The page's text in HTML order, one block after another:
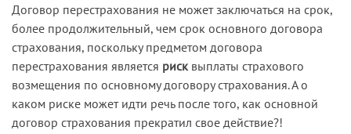
Договор перестрахования не может заключаться на срок,
более продолжительный, чем срок основного договора
страхования, поскольку предметом договора
перестрахования является риск выплаты страхового
возмещения по основному договору страхования. А о
каком риске может идти речь после того, как основной
договор страхования прекратил свое действие?!